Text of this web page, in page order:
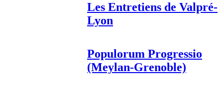
Les Entretiens de Valpré-
Lyon
Populorum Progressio
(Meylan-Grenoble)